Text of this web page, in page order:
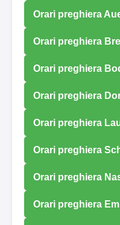
Orari preghiera
Orari preghiera
Orari preghiera
Orari preghiera
Orari preghiera
Orari preghiera
Orari preghiera
Orari preghiera